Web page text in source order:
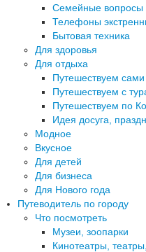
Семейные вопросы
Телефоны
Бытовая техника
Для здоровья
Для отдыха
Путешествуем сами
Путешествуем с
Путешествуем по
Идея досуга,
Модное
Вкусное
Для детей
Для бизнеса
Для Нового года
Путеводитель по городу
Что посмотреть
Музеи, зоопарки
Кинотеатры,